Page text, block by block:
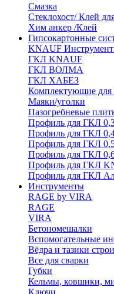
Смазка
Стеклохост/ Клей
Хим анкер /Клей
Гипсокартонные
KNAUF
ГКЛ KNAUF
ГКЛ ВОЛМА
ГКЛ ХАБЕЗ
Комплектующие
Маяки/уголки
Пазогребневые
Профиль для ГКЛ
Профиль для ГКЛ
Профиль для ГКЛ
Профиль для ГКЛ
Профиль для ГКЛ
Профиль для ГКЛ
Инструменты
RAGE by VIRA
RAGE
VIRA
Бетономешалки
Вспомогательные
Вёдра и тазики
Все для сварки
Губки
Кельмы, ковшики,